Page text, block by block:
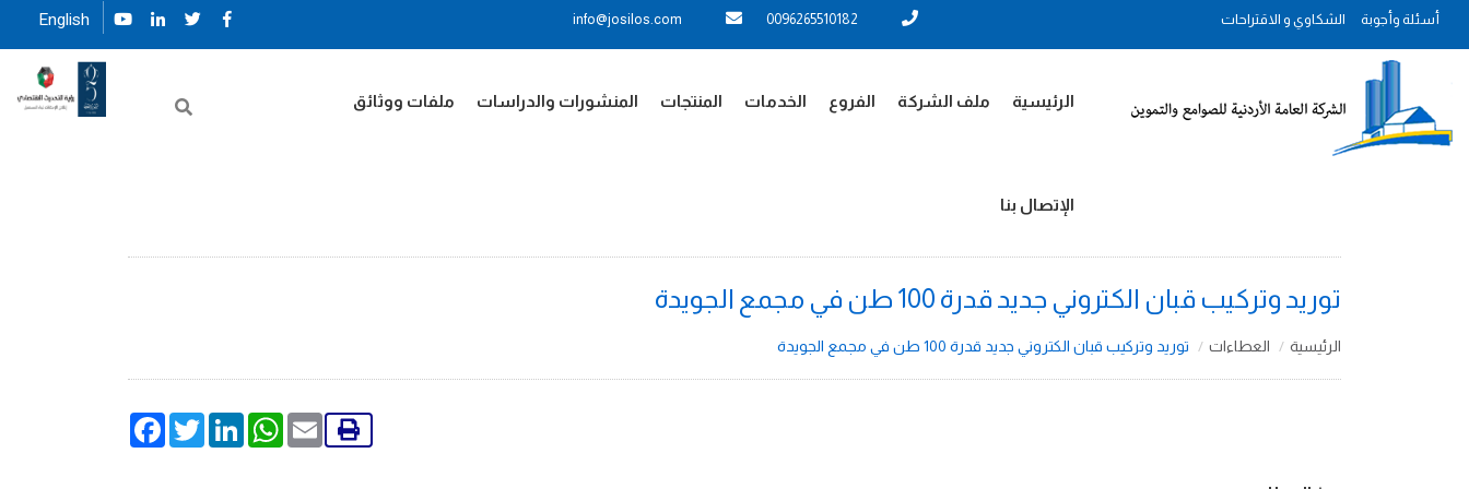
أسئلة وأجوبة الشكاوي و الاقتراحات 0096265510182
info@josilos.com
English
الرئيسية ملف الشركة الفروع الخدمات المنتجات المنشورات والدراسات ملفات ووثائق
الإتصال بنا
توريد وتركيب قبان الكتروني جديد قدرة 100 طن في مجمع الجويدة
الرئيسية العطاءات توريد وتركيب قبان الكتروني جديد قدرة 100 طن في مجمع الجويدة
FacebookTwitterLinkedIn
WhatsAppEmail